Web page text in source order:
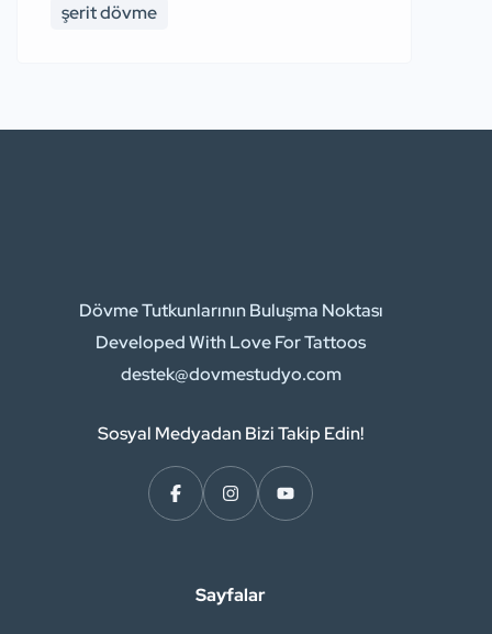
şerit dövme
Dövme Tutkunlarının Buluşma Noktası
Developed With Love For Tattoos
destek@dovmestudyo.com
Sosyal Medyadan Bizi Takip Edin!
Sayfalar